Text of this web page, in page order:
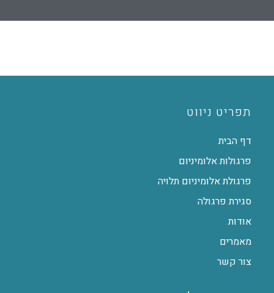
תפריט ניווט
דף הבית
פרגולות אלומיניום
פרגולת אלומיניום תלויה
סגירת פרגולה
אודות
מאמרים
צור קשר